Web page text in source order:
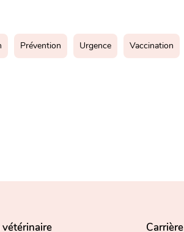
Prévention Urgence Vaccination
Carrière